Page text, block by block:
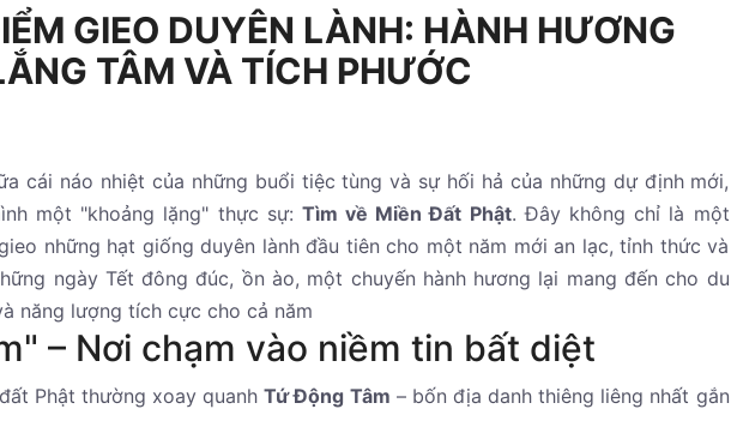
GIEO DUYÊN LÀNH: HÀNH HƯƠNG
TÂM VÀ TÍCH PHƯỚC
cái náo nhiệt của những buổi tiệc tùng và sự hối hả của những dự định mới,
một "khoảng lặng" thực sự: Tìm về Miền Đất Phật. Đây không chỉ là một
những hạt giống duyên lành đầu tiên cho một năm mới an lạc, tỉnh thức và
ngày Tết đông đúc, ồn ào, một chuyến hành hương lại mang đến cho du
năng lượng tích cực cho cả năm
– Nơi chạm vào niềm tin bất diệt
Phật thường xoay quanhTứ Động Tâm – bốn địa danh thiêng liêng nhất gắn